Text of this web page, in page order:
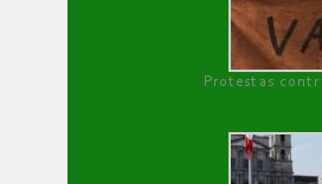
Protestas